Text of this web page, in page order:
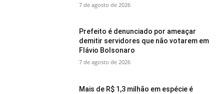
7 de agosto de 2026
Prefeito é denunciado por ameaçar
demitir servidores que não votarem em
Flávio Bolsonaro
7 de agosto de 2026
Mais de R$ 1,3 milhão em espécie é